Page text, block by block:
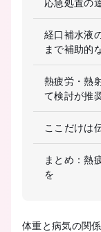
経口補水液
まで補助的
熱疲労・熱
て検討が推
ここだけは
まとめ：熱
を
体重と病気の関